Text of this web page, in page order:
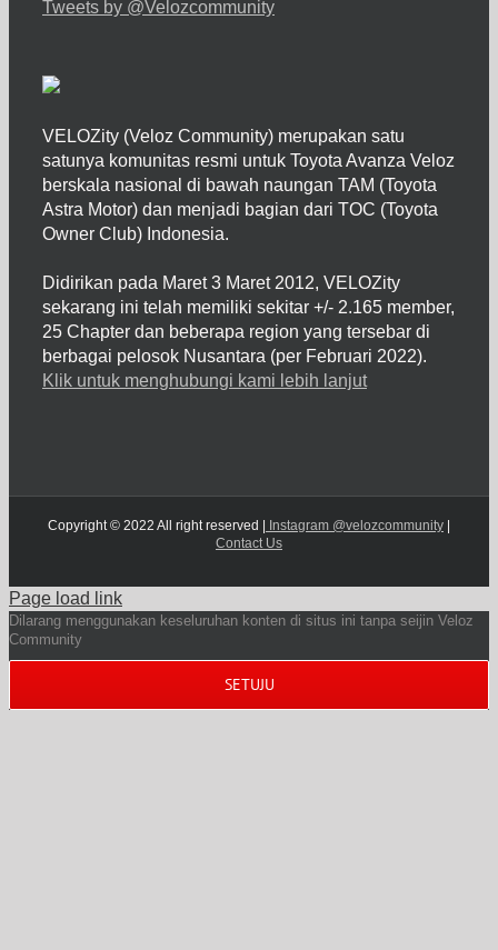
Tweets by @Velozcommunity
VELOZity (Veloz Community) merupakan satu
satunya komunitas resmi untuk Toyota Avanza Veloz
berskala nasional di bawah naungan TAM (Toyota
Astra Motor) dan menjadi bagian dari TOC (Toyota
Owner Club) Indonesia.
Didirikan pada Maret 3 Maret 2012, VELOZity
sekarang ini telah memiliki sekitar +/- 2.165 member,
25 Chapter dan beberapa region yang tersebar di
berbagai pelosok Nusantara (per Februari 2022).
Klik untuk menghubungi kami lebih lanjut
Copyright © 2022 All right reserved | Instagram @velozcommunity |
Contact Us
Page load link
Dilarang menggunakan keseluruhan konten di situs ini tanpa seijin Veloz
Community
SETUJU